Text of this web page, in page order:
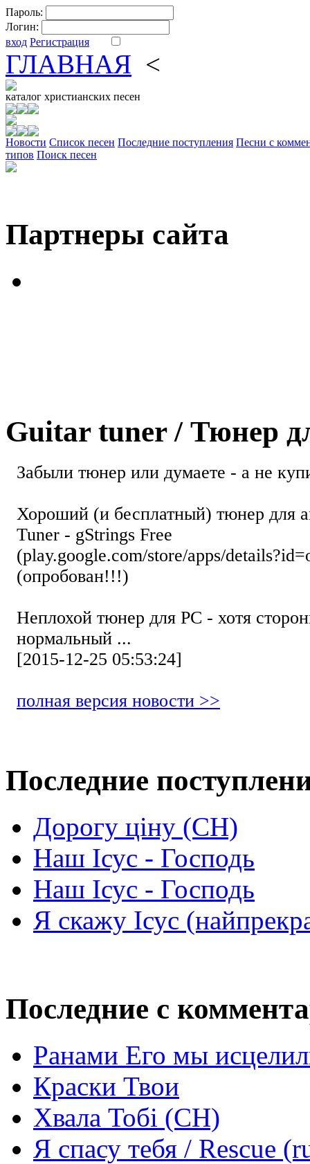
Пароль:
Логин:
вход Регистрация
ГЛАВНАЯ <
каталог христианских песен
Новости Cписок песен Последние поступления Песни с
типов Поиск песен
Партнеры сайта
Guitar tuner / Тюнер
Забыли тюнер или думаете - а не
Хороший (и бесплатный) тюнер для
Tuner - gStrings Free
(play.google.com/store/apps/
(опробован!!!)
Неплохой тюнер для РС - хотя
нормальный ...
[2015-12-25 05:53:24]
полная версия новости >>
Последние
Дорогу ціну (СН)
Наш Ісус - Господь
Наш Ісус - Господь
Я скажу Ісус
Последние с
Ранами Его мы
Краски Твои
Хвала Тобі (СН)
Я спасу тебя / Rescue